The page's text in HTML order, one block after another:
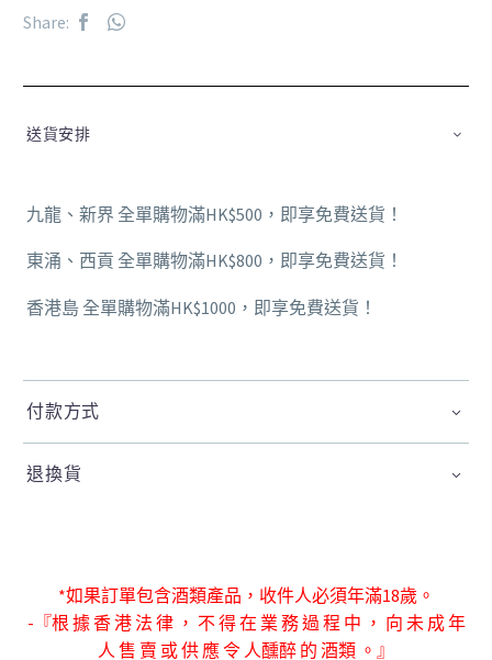
Share:
送貨安排
九龍、新界 全單購物滿HK$500，即享免費送貨！
東涌、西貢 全單購物滿HK$800，即享免費送貨！
香港島 全單購物滿HK$1000，即享免費送貨！
付款方式
退換貨
*如果訂單包含酒類產品，收件人必須年滿18歲。
-『根 據 香 港 法 律 ， 不 得 在 業 務 過 程 中 ， 向 未 成 年
人 售 賣 或 供 應 令 人醺醉 的 酒類 。』